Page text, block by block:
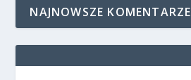
NAJNOWSZE KOMENTARZE